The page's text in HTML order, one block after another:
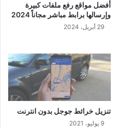
أفضل مواقع رفع ملفات كبيرة
وإرسالها برابط مباشر مجاناً 2024
29 أبريل، 2024
تنزيل خرائط جوجل بدون انترنت
9 يوليو، 2021